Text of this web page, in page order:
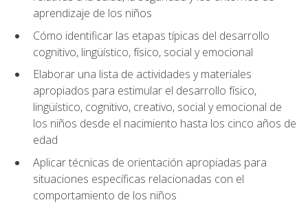
aprendizaje de los niños
Cómo identificar las etapas típicas del desarrollo
cognitivo, lingüístico, físico, social y emocional
Elaborar una lista de actividades y materiales
apropiados para estimular el desarrollo físico,
lingüístico, cognitivo, creativo, social y emocional de
los niños desde el nacimiento hasta los cinco años de
edad
Aplicar técnicas de orientación apropiadas para
situaciones específicas relacionadas con el
comportamiento de los niños